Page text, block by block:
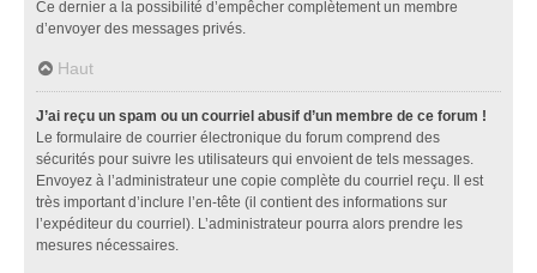
Ce dernier a la possibilité d’empêcher complètement un membre
d’envoyer des messages privés.
Haut
J’ai reçu un spam ou un courriel abusif d’un membre de ce forum !
Le formulaire de courrier électronique du forum comprend des
sécurités pour suivre les utilisateurs qui envoient de tels messages.
Envoyez à l’administrateur une copie complète du courriel reçu. Il est
très important d’inclure l’en-tête (il contient des informations sur
l’expéditeur du courriel). L’administrateur pourra alors prendre les
mesures nécessaires.